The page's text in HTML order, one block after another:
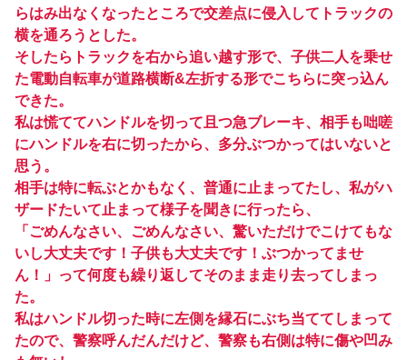
らはみ出なくなったところで交差点に侵入してトラックの
横を通ろうとした。
そしたらトラックを右から追い越す形で、子供二人を乗せ
た電動自転車が道路横断&左折する形でこちらに突っ込ん
できた。
私は慌ててハンドルを切って且つ急ブレーキ、相手も咄嗟
にハンドルを右に切ったから、多分ぶつかってはいないと
思う。
相手は特に転ぶとかもなく、普通に止まってたし、私がハ
ザードたいて止まって様子を聞きに行ったら、
「ごめんなさい、ごめんなさい、驚いただけでこけてもな
いし大丈夫です！子供も大丈夫です！ぶつかってませ
ん！」って何度も繰り返してそのまま走り去ってしまっ
た。
私はハンドル切った時に左側を縁石にぶち当ててしまって
たので、警察呼んだんだけど、警察も右側は特に傷や凹み